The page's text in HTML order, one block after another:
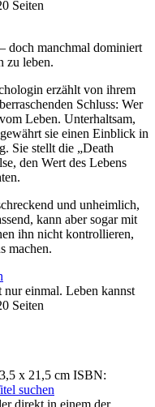
Seiten
doch manchmal dominiert
zu leben.
erzählt von ihrem
Schluss: Wer
Leben. Unterhaltsam,
sie einen Einblick in
Sie stellt die „Death
den Wert des Lebens
und unheimlich,
kann aber sogar mit
ihn nicht kontrollieren,
machen.
nur einmal. Leben kannst
Seiten
x 21,5 cm ISBN:
suchen
direkt in einem der